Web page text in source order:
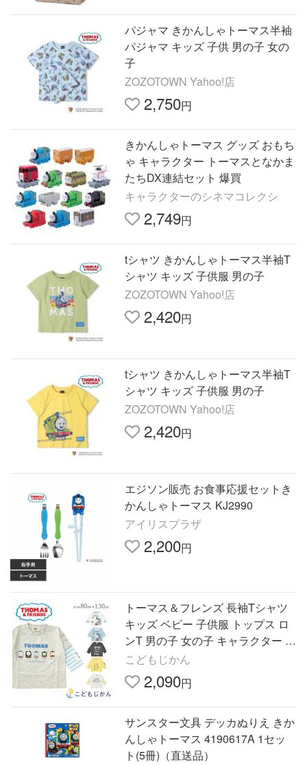
パジャマ きかんしゃトーマス半袖
パジャマ キッズ 子供 男の子 女の
子
ZOZOTOWN Yahoo!店
2,750円
きかんしゃトーマス グッズ おもち
ゃ キャラクター トーマスとなかま
たちDX連結セット 爆買
キャラクターのシネマコレクシ
2,749円
tシャツ きかんしゃトーマス半袖T
シャツ キッズ 子供服 男の子
ZOZOTOWN Yahoo!店
2,420円
tシャツ きかんしゃトーマス半袖T
シャツ キッズ 子供服 男の子
ZOZOTOWN Yahoo!店
2,420円
エジソン販売 お食事応援セットき
かんしゃトーマス KJ2990
アイリスプラザ
2,200円
トーマス＆フレンズ 長袖Tシャツ
キッズ ベビー 子供服 トップス ロ
ンT 男の子 女の子 キャラクター ト
ーマス 綿混 きかんしゃトーマス
通園 通学
こどもじかん
2,090円
サンスター文具 デッカぬりえ きか
んしゃトーマス 4190617A 1セッ
ト(5冊)（直送品）